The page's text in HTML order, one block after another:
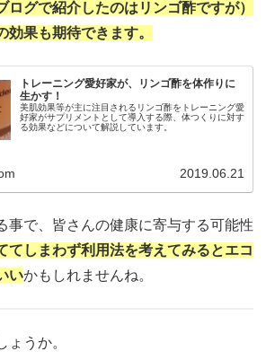
ログで紹介したのはリンゴ酢ですが）
効果も期待できます。
トレーニング愛好家が、リンゴ酢を体作りに
生かす！
美肌効果等が主に注目されるリンゴ酢をトレーニング愛
好家がサプリメントとして導入する際、体つくりに対す
る効果などについて解説しています。
2019.06.21
事で、皆さんの健康に寄与する可能性
てしまわず利用法を考えてみるとエコ
いかもしれませんね。
ょうか。